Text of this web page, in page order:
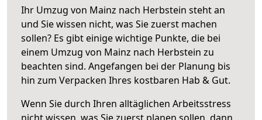
Ihr Umzug von Mainz nach Herbstein steht an
und Sie wissen nicht, was Sie zuerst machen
sollen? Es gibt einige wichtige Punkte, die bei
einem Umzug von Mainz nach Herbstein zu
beachten sind. Angefangen bei der Planung bis
hin zum Verpacken Ihres kostbaren Hab & Gut.
Wenn Sie durch Ihren alltäglichen Arbeitsstress